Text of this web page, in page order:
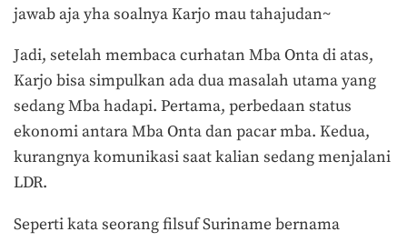
jawab aja yha soalnya Karjo mau tahajudan~
Jadi, setelah membaca curhatan Mba Onta di atas,
Karjo bisa simpulkan ada dua masalah utama yang
sedang Mba hadapi. Pertama, perbedaan status
ekonomi antara Mba Onta dan pacar mba. Kedua,
kurangnya komunikasi saat kalian sedang menjalani
LDR.
Seperti kata seorang filsuf Suriname bernama